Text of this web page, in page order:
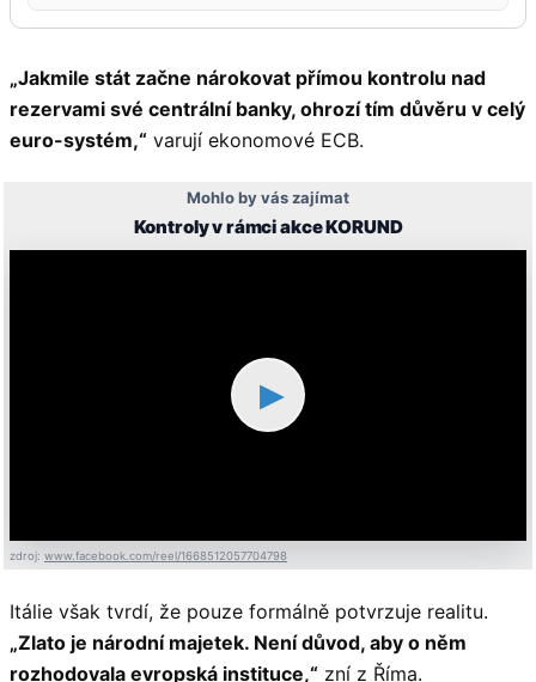
„Jakmile stát začne nárokovat přímou kontrolu nad
rezervami své centrální banky, ohrozí tím důvěru v celý
euro-systém,“ varují ekonomové ECB.
Mohlo by vás zajímat
Kontroly v rámci akce KORUND
▶
zdroj: www.facebook.com/reel/1668512057704798
Itálie však tvrdí, že pouze formálně potvrzuje realitu.
„Zlato je národní majetek. Není důvod, aby o něm
rozhodovala evropská instituce,“ zní z Říma.